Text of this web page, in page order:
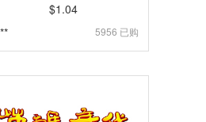
$1.04
5956 已购